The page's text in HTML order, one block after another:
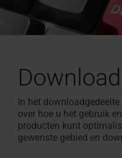
In het
over hoe u het gebruik
producten kunt
gewenste gebied en